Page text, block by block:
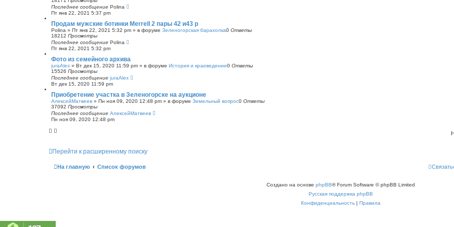
Последнее сообщение Polina
Пт янв 22, 2021 5:37 pm
Продам мужские ботинки Merrell 2 пары 42 и43 р
Polina » Пт янв 22, 2021 5:32 pm » в форуме Зеленогорская барахолка0 Ответы
18212 Просмотры
Последнее сообщение Polina
Пт янв 22, 2021 5:32 pm
Фото из семейного архива
juraAlex » Вт дек 15, 2020 11:59 pm » в форуме История и краеведение0 Ответы
15526 Просмотры
Последнее сообщение juraAlex
Вт дек 15, 2020 11:59 pm
Приобретение участка в Зеленогорске на аукционе
АлексейМатвеев » Пн ноя 09, 2020 12:48 pm » в форуме Земельный вопрос0 Ответы
37092 Просмотры
Последнее сообщение АлексейМатвеев
Пн ноя 09, 2020 12:48 pm
Перейти к расширенному поиску
На главную Список форумов
Создано на основе phpBB® Forum Software © phpBB Limited
Русская поддержка phpBB
Конфиденциальность| Правила